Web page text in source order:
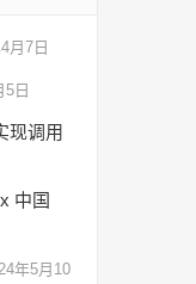
月7日
5日
现调用
中国
年5月10